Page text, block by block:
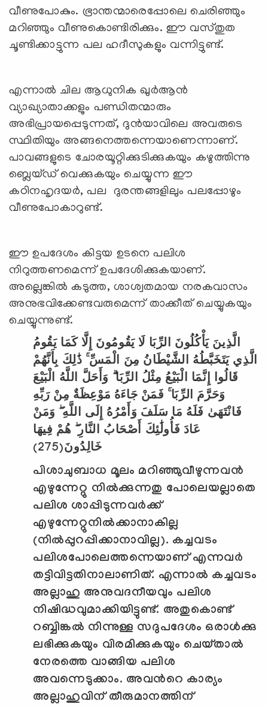
വീണുപോകും. ഭ്രാന്തന്മാരെപ്പോലെ ചെരിഞ്ഞും
മറിഞ്ഞും വീണുകൊണ്ടിരിക്കും. ഈ വസ്തുത
ചൂണ്ടിക്കാട്ടുന്ന പല ഹദീസുകളും വന്നിട്ടുണ്ട്.
എന്നാല്‍ ചില ആധുനിക ഖുര്‍ആന്‍
വ്യാഖ്യാതാക്കളും പണ്ഡിതന്മാരും
അഭിപ്രായപ്പെടുന്നത്, ദുന്‍യാവിലെ അവരുടെ
സ്ഥിതിയും അങ്ങനെത്തന്നെയാണെന്നാണ്.
പാവങ്ങളുടെ ചോരയൂറ്റിക്കുടിക്കുകയും കഴുത്തിന്നു
ബ്ലെയ്ഡ് വെക്കുകയും ചെയ്യുന്ന ഈ
കഠിനഹൃദയര്‍, പല ദുരന്തങ്ങളിലും പലപ്പോഴും
വീണുപോകാറുണ്ട്.
ഈ ഉപദേശം കിട്ടയ ഉടനെ പലിശ
നിറുത്തണമെന്ന് ഉപദേശിക്കുകയാണ്.
അല്ലെങ്കില്‍ കടുത്ത, ശാശ്വതമായ നരകവാസം
അനുഭവിക്കേണ്ടവരുമെന്ന് താക്കീത് ചെയ്യുകയും
ചെയ്യുന്നുണ്ട്.
الَّذِينَ يَأْكُلُونَ الرِّبَا لَا يَقُومُونَ إِلَّا كَمَا يَقُومُ
الَّذِي يَتَخَبَّطُهُ الشَّيْطَانُ مِنَ الْمَسِّ ۚ ذَٰلِكَ بِأَنَّهُمْ
قَالُوا إِنَّمَا الْبَيْعُ مِثْلُ الرِّبَا ۗ وَأَحَلَّ اللَّهُ الْبَيْعَ
وَحَرَّمَ الرِّبَا ۚ فَمَنْ جَاءَهُ مَوْعِظَةٌ مِنْ رَبِّهِ
فَانْتَهَىٰ فَلَهُ مَا سَلَفَ وَأَمْرُهُ إِلَى اللَّهِ ۖ وَمَنْ
عَادَ فَأُولَٰئِكَ أَصْحَابُ النَّارِ ۖ هُمْ فِيهَا
خَالِدُونَ(275)
പിശാചുബാധ മൂലം മറിഞ്ഞുവീഴുന്നവന്‍
എഴുന്നേറ്റു നില്‍ക്കുന്നതു പോലെയല്ലാതെ
പലിശ ശാപ്പിടുന്നവര്‍ക്ക്
എഴുന്നേറ്റുനില്‍ക്കാനാകില്ല
(നില്‍പ്പുറപ്പിക്കാനാവില്ല). കച്ചവടം
പലിശപോലെത്തന്നെയാണ് എന്നവര്‍
തട്ടിവിട്ടതിനാലാണിത്. എന്നാല്‍ കച്ചവടം
അല്ലാഹു അനുവദനീയവും പലിശ
നിഷിദ്ധവുമാക്കിയിട്ടുണ്ട്. അതുകൊണ്ട്
റബ്ബിങ്കല്‍ നിന്നുള്ള സദുപദേശം ഒരാള്‍ക്കു
ലഭിക്കുകയും വിരമിക്കുകയും ചെയ്താല്‍
നേരത്തെ വാങ്ങിയ പലിശ
അവന്നെടുക്കാം. അവന്‍റെ കാര്യം
അല്ലാഹുവിന് തീരുമാനത്തിന്